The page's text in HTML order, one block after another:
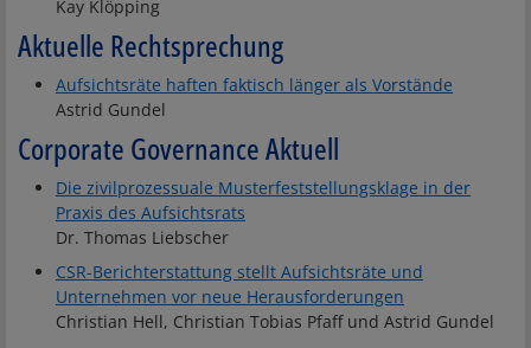
Kay Klöpping
Aktuelle Rechtsprechung
Aufsichtsräte haften faktisch länger als Vorstände
Astrid Gundel
Corporate Governance Aktuell
Die zivilprozessuale Musterfeststellungsklage in der
Praxis des Aufsichtsrats
Dr. Thomas Liebscher
CSR-Berichterstattung stellt Aufsichtsräte und
Unternehmen vor neue Herausforderungen
Christian Hell, Christian Tobias Pfaff und Astrid Gundel